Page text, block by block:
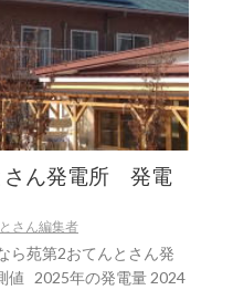
さん発電所 発電
さん編集者
ら苑第2おてんとさん発
値 2025年の発電量 2024